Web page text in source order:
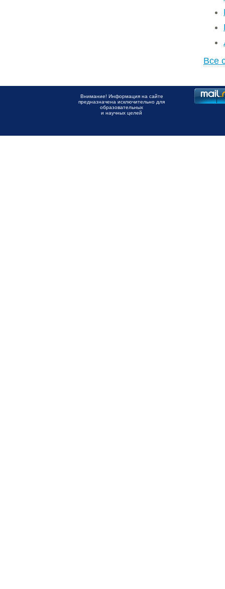
Все
Внимание! Информация на сайте
предназначена исключительно для
образовательных
и научных целей